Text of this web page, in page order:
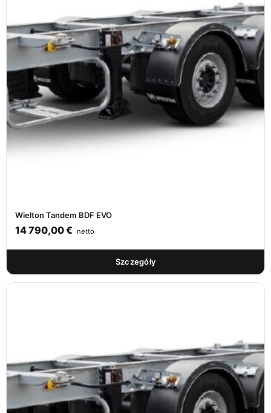
Wielton Tandem BDF EVO
14 790,00€ netto
Szczegóły